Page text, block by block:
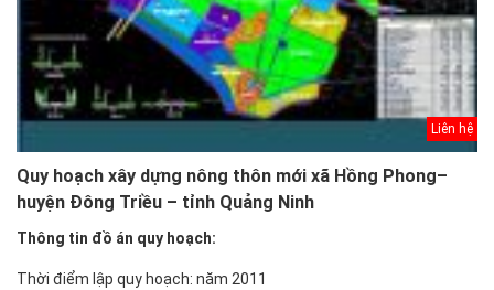
Liên hệ
Quy hoạch xây dựng nông thôn mới xã Hồng Phong–
huyện Đông Triều – tỉnh Quảng Ninh
Thông tin đồ án quy hoạch:
Thời điểm lập quy hoạch: năm 2011